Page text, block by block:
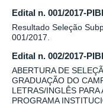
Edital n. 001/2017-
Resultado Seleção
001/2017.
Edital n. 002/2017-
ABERTURA DE
GRADUAÇÃO DO
LETRAS/INGLÊS
PROGRAMA